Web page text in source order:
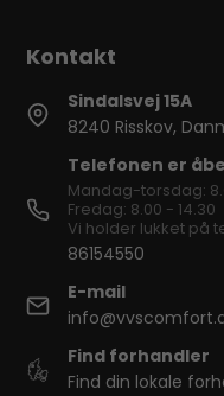
Sindalsvej 15A
8240 Risskov,
Telefonen er
Mandag-torsdag:
Fredag: 8.00 - 14.30
Vi holder lukket på
86154550
E-mail
Find forhandler
Find din lokale